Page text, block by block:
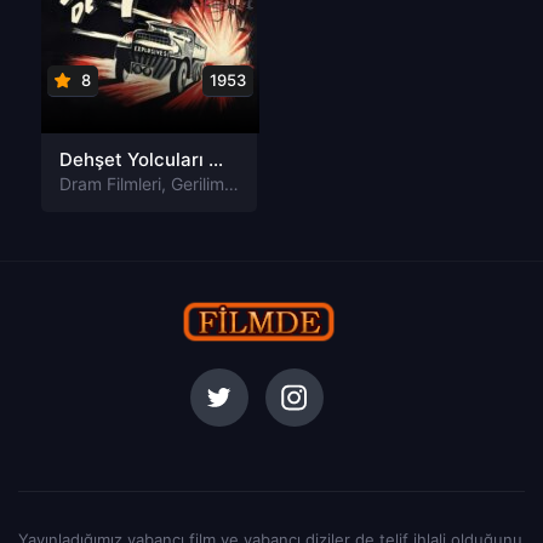
8 1953
Dehşet Yolcuları The Wages of Fear Tr Dublaj izle
Dram Filmleri, Gerilim Filmleri